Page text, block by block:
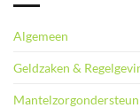
Algemeen
Geldzaken &